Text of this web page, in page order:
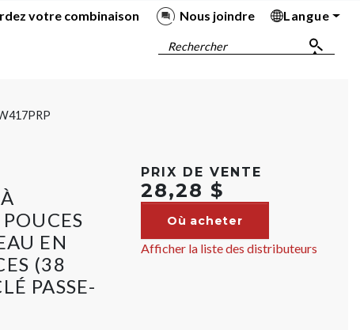
votre combinaison Nous joindre
Langue
Rechercher
EN
(38
PASSE-
PRIX DE VENTE
28,28 $
Où acheter
Afficher la liste des distributeurs